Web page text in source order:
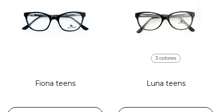
Fiona teens
3 colores
Luna teens